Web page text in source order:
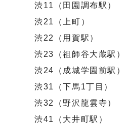
渋11（田園調布駅）
渋21（上町）
渋22（用賀駅）
渋23（祖師谷大蔵駅）
渋24（成城学園前駅）
渋31（下馬1丁目）
渋32（野沢龍雲寺）
渋41（大井町駅）